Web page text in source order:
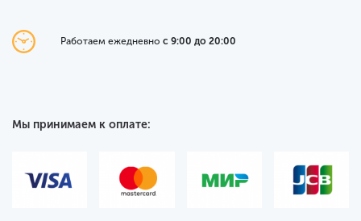
Работаем ежедневно с 9:00 до 20:00
Мы принимаем к оплате: